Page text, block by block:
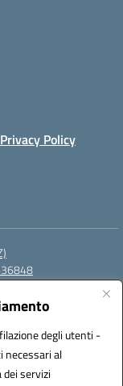
degli utenti -
necessari al
servizi
Privacy Policy
istsc_czrh04000q